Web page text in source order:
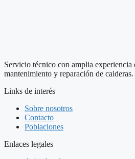
Servicio técnico con amplia experiencia
mantenimiento y reparación de calderas.
Links de interés
Sobre nosotros
Contacto
Poblaciones
Enlaces legales